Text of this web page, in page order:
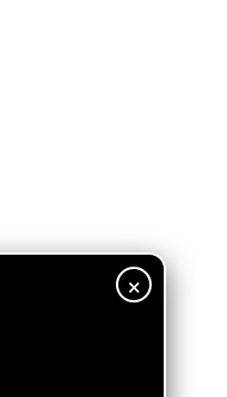
×
↓↓↓↓